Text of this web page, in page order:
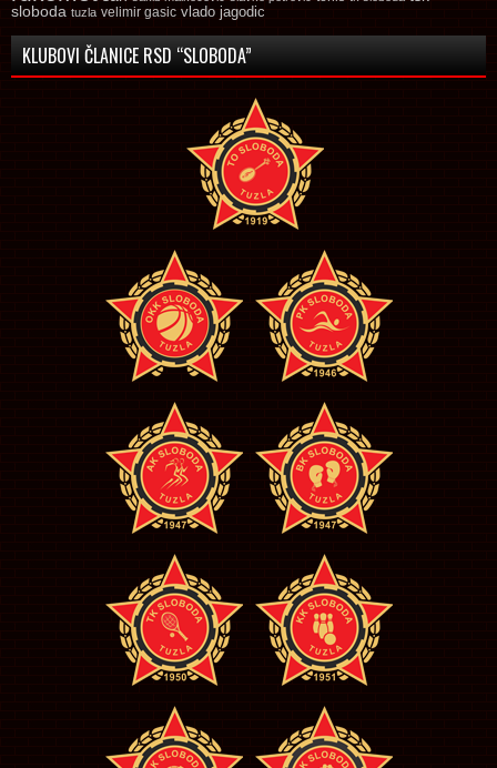
sloboda tuzla velimir gasic vlado jagodic
KLUBOVI ČLANICE RSD “SLOBODA”